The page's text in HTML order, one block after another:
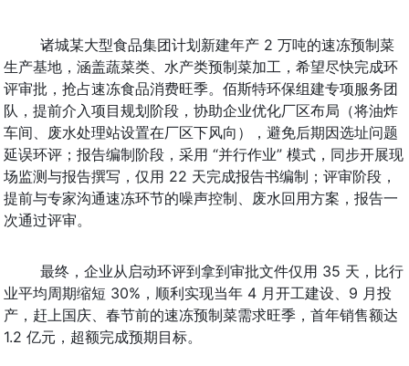
诸城某大型食品集团计划新建年产 2 万吨的速冻预制菜
生产基地，涵盖蔬菜类、水产类预制菜加工，希望尽快完成环
评审批，抢占速冻食品消费旺季。佰斯特环保组建专项服务团
队，提前介入项目规划阶段，协助企业优化厂区布局（将油炸
车间、废水处理站设置在厂区下风向），避免后期因选址问题
延误环评；报告编制阶段，采用 “并行作业” 模式，同步开展现
场监测与报告撰写，仅用 22 天完成报告书编制；评审阶段，
提前与专家沟通速冻环节的噪声控制、废水回用方案，报告一
次通过评审。
最终，企业从启动环评到拿到审批文件仅用 35 天，比行
业平均周期缩短 30%，顺利实现当年 4 月开工建设、9 月投
产，赶上国庆、春节前的速冻预制菜需求旺季，首年销售额达
1.2 亿元，超额完成预期目标。